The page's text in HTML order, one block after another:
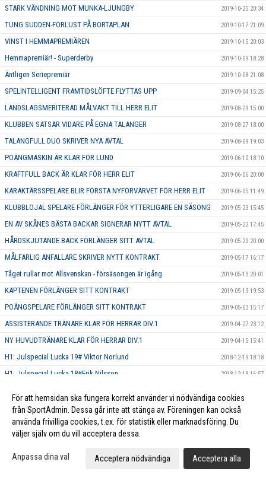
STARK VÄNDNING MOT MUNKA-LJUNGBY 2019-10-25 20:34
TUNG SUDDEN-FÖRLUST PÅ BORTAPLAN 2019-10-17 21:09
VINST I HEMMAPREMIÄREN 2019-10-15 20:03
Hemmapremiär! - Superderby 2019-10-09 18:28
Äntligen Seriepremiär 2019-10-08 21:08
SPELINTELLIGENT FRAMTIDSLÖFTE FLYTTAS UPP 2019-09-04 15:25
LANDSLAGSMERITERAD MÅLVAKT TILL HERR ELIT 2019-08-29 15:00
KLUBBEN SATSAR VIDARE PÅ EGNA TALANGER 2019-08-27 18:00
TALANGFULL DUO SKRIVER NYA AVTAL 2019-08-09 19:03
POÄNGMASKIN ÄR KLAR FÖR LUND 2019-06-10 18:10
KRAFTFULL BACK ÄR KLAR FÖR HERR ELIT 2019-06-06 20:00
KARAKTÄRSSPELARE BLIR FÖRSTA NYFÖRVÄRVET FÖR HERR ELIT 2019-06-05 11:49
KLUBBLOJAL SPELARE FÖRLÄNGER FÖR YTTERLIGARE EN SÄSONG 2019-05-23 15:45
EN AV SKÅNES BÄSTA BACKAR SIGNERAR NYTT AVTAL 2019-05-22 17:45
HÅRDSKJUTANDE BACK FÖRLÄNGER SITT AVTAL 2019-05-20 20:00
MÅLFARLIG ANFALLARE SKRIVER NYTT KONTRAKT 2019-05-17 16:17
Tåget rullar mot Allsvenskan - försäsongen är igång 2019-05-13 20:01
KAPTENEN FÖRLÄNGER SITT KONTRAKT 2019-05-13 19:53
POÄNGSPELARE FÖRLÄNGER SITT KONTRAKT 2019-05-03 15:17
ASSISTERANDE TRÄNARE KLAR FÖR HERRAR DIV.1 2019-04-27 23:12
NY HUVUDTRÄNARE KLAR FÖR HERRAR DIV.1 2019-04-15 15:41
H1: Julspecial Lucka 19# Viktor Norlund 2018-12-19 18:18
H1: Julspecial Lucka 18#Erik Nilsson 2018-12-18 16:57
H1: Julspecial Lucka 16# David Johansson 2018-12-16 16:42
H1: Julspecial Lucka 15# Jakob Peraic 2018-12-15 10:47
H1: Julspecial lucka 14# Simon Svensson
H1: Julspecial Lucka 13# Jesper Mattson 2018-12-13 17:00
För att hemsidan ska fungera korrekt använder vi nödvändiga cookies
från SportAdmin. Dessa går inte att stänga av. Föreningen kan också
använda frivilliga cookies, t.ex. för statistik eller marknadsföring. Du
väljer själv om du vill acceptera dessa.
Anpassa dina val Acceptera nödvändiga Acceptera alla